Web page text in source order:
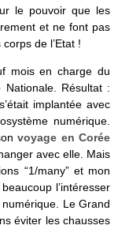
le pouvoir que les
et ne font pas
de l’Etat !
mois en charge du
Nationale. Résultat :
implantée avec
numérique.
voyage en Corée
avec elle. Mais
“1/many” et mon
l’intéresser
Le Grand
éviter les chausses